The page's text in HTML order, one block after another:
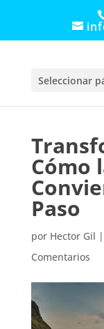
Seleccionar
Cómo
Paso
por Hector Gil |
Comentarios